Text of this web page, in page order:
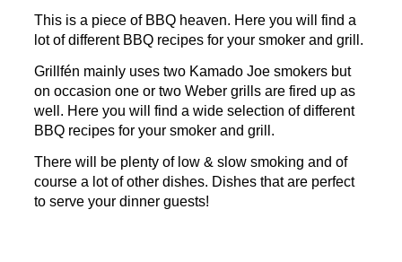
This is a piece of BBQ heaven. Here you will find a
lot of different BBQ recipes for your smoker and grill.
Grillfén mainly uses two Kamado Joe smokers but
on occasion one or two Weber grills are fired up as
well. Here you will find a wide selection of different
BBQ recipes for your smoker and grill.
There will be plenty of low & slow smoking and of
course a lot of other dishes. Dishes that are perfect
to serve your dinner guests!